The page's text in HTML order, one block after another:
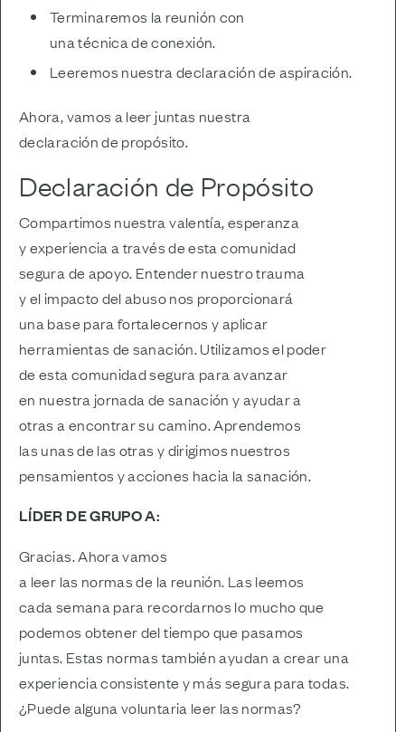
Terminaremos la reunión con
una técnica de conexión.
Leeremos nuestra declaración de aspiración.
Ahora, vamos a leer juntas nuestra
declaración de propósito.
Declaración de Propósito
Compartimos nuestra valentía, esperanza
y experiencia a través de esta comunidad
segura de apoyo. Entender nuestro trauma
y el impacto del abuso nos proporcionará
una base para fortalecernos y aplicar
herramientas de sanación. Utilizamos el poder
de esta comunidad segura para avanzar
en nuestra jornada de sanación y ayudar a
otras a encontrar su camino. Aprendemos
las unas de las otras y dirigimos nuestros
pensamientos y acciones hacia la sanación.
LÍDER DE GRUPO A:
Gracias. Ahora vamos
a leer las normas de la reunión. Las leemos
cada semana para recordarnos lo mucho que
podemos obtener del tiempo que pasamos
juntas. Estas normas también ayudan a crear una
experiencia consistente y más segura para todas.
¿Puede alguna voluntaria leer las normas?